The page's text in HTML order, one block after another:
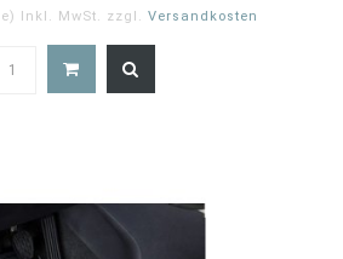
Inkl. MwSt. zzgl. Versandkosten